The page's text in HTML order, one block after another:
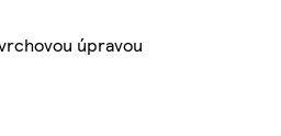
úpravou